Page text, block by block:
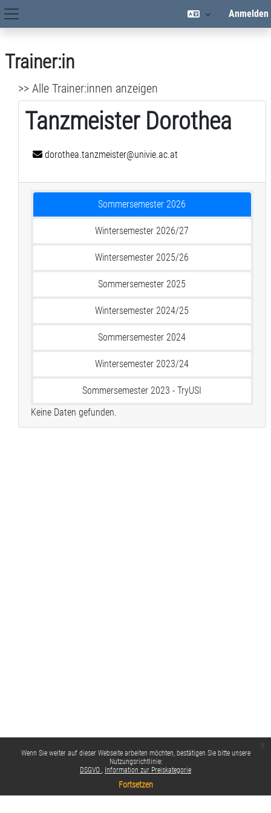
Zum Hauptinhalt
Wenn Sie weiter auf dieser Webseite arbeiten möchten, bestätigen Sie bitte unsere
Nutzungsrichtlinie:
DSGVO
Information zur Preiskategorie
Fortsetzen
Hauptnavigation
Anmelden
Trainer:in
>> Alle Trainer:innen anzeigen
Tanzmeister Dorothea
dorothea.tanzmeister@univie.ac.at
Sommersemester 2026
Wintersemester 2026/27
Wintersemester 2025/26
Sommersemester 2025
Wintersemester 2024/25
Sommersemester 2024
Wintersemester 2023/24
Sommersemester 2023 - TryUSI
Keine Daten gefunden.